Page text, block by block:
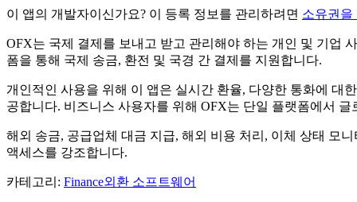
이 앱의 개발자이신가요? 이 등록 정보를 관리하려면 소유권을
OFX는 국제 결제를 보내고 받고 관리해야 하는 개인 및 기업
폼을 통해 국제 송금, 환전 및 국경 간 결제를 지원합니다.
개인적인 사용을 위해 이 앱은 실시간 환율, 다양한 통화에 대
공합니다. 비즈니스 사용자를 위해 OFX는 단일 플랫폼에서
해외 송금, 공급업체 대금 지급, 해외 비용 처리, 이체 상태 모
액세스를 강조합니다.
카테고리 : Finance외환 소프트웨어